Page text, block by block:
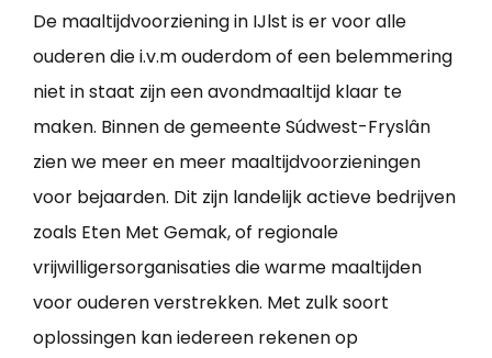
De maaltijdvoorziening in IJlst is er voor alle
ouderen die i.v.m ouderdom of een belemmering
niet in staat zijn een avondmaaltijd klaar te
maken. Binnen de gemeente Súdwest-Fryslân
zien we meer en meer maaltijdvoorzieningen
voor bejaarden. Dit zijn landelijk actieve bedrijven
zoals Eten Met Gemak, of regionale
vrijwilligersorganisaties die warme maaltijden
voor ouderen verstrekken. Met zulk soort
oplossingen kan iedereen rekenen op